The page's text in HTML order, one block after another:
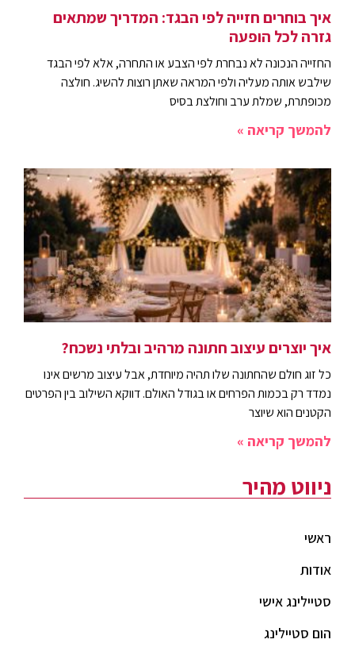
איך בוחרים חזייה לפי הבגד: המדריך שמתאים
גזרה לכל הופעה
החזייה הנכונה לא נבחרת לפי הצבע או התחרה, אלא לפי הבגד
שילבש אותה מעליה ולפי המראה שאתן רוצות להשיג. חולצה
מכופתרת, שמלת ערב וחולצת בסיס
להמשך קריאה »
איך יוצרים עיצוב חתונה מרהיב ובלתי נשכח?
כל זוג חולם שהחתונה שלו תהיה מיוחדת, אבל עיצוב מרשים אינו
נמדד רק בכמות הפרחים או בגודל האולם. דווקא השילוב בין הפרטים
הקטנים הוא שיוצר
להמשך קריאה »
ניווט מהיר
ראשי
אודות
סטיילינג אישי
הום סטיילינג